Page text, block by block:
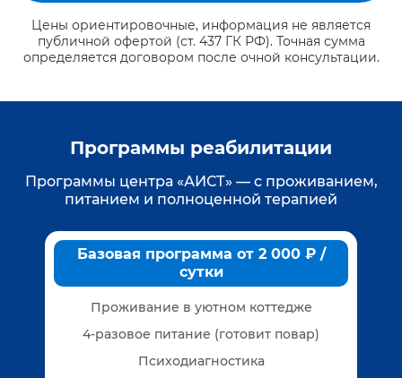
Цены ориентировочные, информация не является
публичной офертой (ст. 437 ГК РФ). Точная сумма
определяется договором после очной консультации.
Программы реабилитации
Программы центра «АИСТ» — с проживанием,
питанием и полноценной терапией
Базовая программа от 2 000 ₽ /
сутки
Проживание в уютном коттедже
4-разовое питание (готовит повар)
Психодиагностика